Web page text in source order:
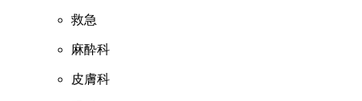
救急
麻酔科
皮膚科